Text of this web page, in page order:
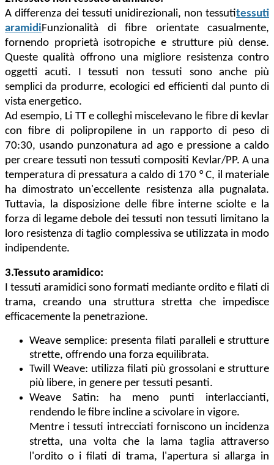
A differenza dei tessuti unidirezionali, non tessutitessuti
aramidiFunzionalità di fibre orientate casualmente,
fornendo proprietà isotropiche e strutture più dense.
Queste qualità offrono una migliore resistenza contro
oggetti acuti. I tessuti non tessuti sono anche più
semplici da produrre, ecologici ed efficienti dal punto di
vista energetico.
Ad esempio, Li TT e colleghi miscelevano le fibre di kevlar
con fibre di polipropilene in un rapporto di peso di
70:30, usando punzonatura ad ago e pressione a caldo
per creare tessuti non tessuti compositi Kevlar/PP. A una
temperatura di pressatura a caldo di 170 ° C, il materiale
ha dimostrato un'eccellente resistenza alla pugnalata.
Tuttavia, la disposizione delle fibre interne sciolte e la
forza di legame debole dei tessuti non tessuti limitano la
loro resistenza di taglio complessiva se utilizzata in modo
indipendente.
3.Tessuto aramidico:
I tessuti aramidici sono formati mediante ordito e filati di
trama, creando una struttura stretta che impedisce
efficacemente la penetrazione.
Weave semplice: presenta filati paralleli e strutture
strette, offrendo una forza equilibrata.
Twill Weave: utilizza filati più grossolani e strutture
più libere, in genere per tessuti pesanti.
Weave Satin: ha meno punti interlaccianti,
rendendo le fibre incline a scivolare in vigore.
Mentre i tessuti intrecciati forniscono un incidenza
stretta, una volta che la lama taglia attraverso
l'ordito o i filati di trama, l'apertura si allarga in